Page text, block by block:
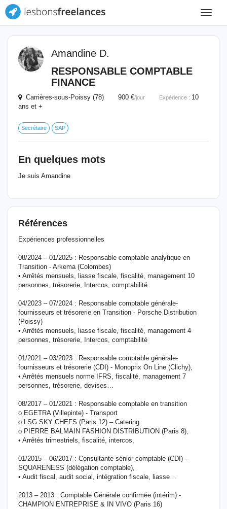
Toggle
Amandine D.
RESPONSABLE COMPTABLE
FINANCE
Carrières-sous-Poissy (78) 900 €/jour Expérience : 10
ans et +
Secrétaire SAP
En quelques mots
Je suis Amandine
Références
Expériences professionnelles
08/2024 – 01/2025 : Responsable comptable analytique en
Transition - Arkema (Colombes)
• Arrêtés mensuels, liasse fiscale, fiscalité, management 10
personnes, trésorerie, Intercos, comptabilité
04/2023 – 07/2024 : Responsable comptable générale-
fournisseurs et trésorerie en Transition - Porsche Distribution
(Poissy)
• Arrêtés mensuels, liasse fiscale, fiscalité, management 4
personnes, trésorerie, Intercos, comptabilité
01/2021 – 03/2023 : Responsable comptable générale-
fournisseurs et trésorerie (CDI) - Monoprix On Line (Clichy),
• Arrêtés mensuels norme IFRS, fiscalité, management 7
personnes, trésorerie, devises…
08/2017 – 01/2021 : Responsable comptable en transition
o EGETRA (Villepinte) - Transport
o LSG SKY CHEFS (Paris 12) – Catering
o PIERRE BALMAIN FASHION DISTRIBUTION (Paris 8),
• Arrêtés trimestriels, fiscalité, intercos,
01/2015 – 06/2017 : Consultante sénior comptable (CDI) -
SQUARENESS (délégation comptable),
• Audit fiscal, audit social, intégration fiscale, liasse…
2013 – 2013 : Comptable Générale confirmée (intérim) -
CHAMPION ENTREPRISE & IN VIVO (Paris 16)